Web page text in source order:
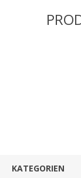
KATEGORIEN